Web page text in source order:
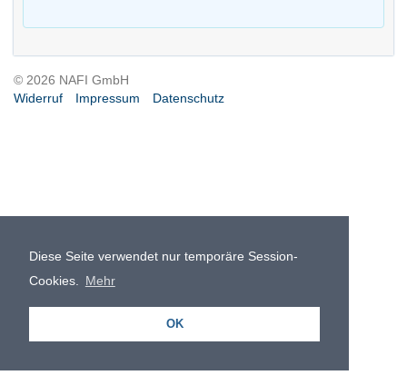
Diese Seite verwendet nur temporäre Session-
Cookies.
Mehr
OK
© 2026 NAFI GmbH
Widerruf
Impressum Datenschutz